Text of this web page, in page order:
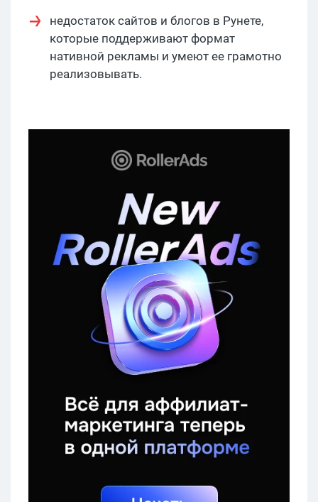
недостаток сайтов и блогов в Рунете,
которые поддерживают формат
нативной рекламы и умеют ее грамотно
реализовывать.